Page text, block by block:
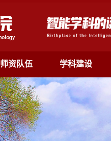
师资队伍 学科建设